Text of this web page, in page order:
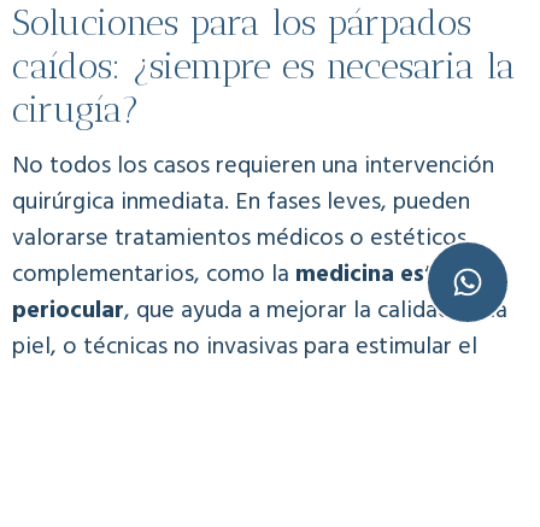
Soluciones para los párpados
caídos: ¿siempre es necesaria la
cirugía?
No todos los casos requieren una intervención
quirúrgica inmediata. En fases leves, pueden
valorarse tratamientos médicos o estéticos
complementarios, como lamedicina estética
periocular, que ayuda a mejorar la calidad de la
piel, o técnicas no invasivas para estimular el